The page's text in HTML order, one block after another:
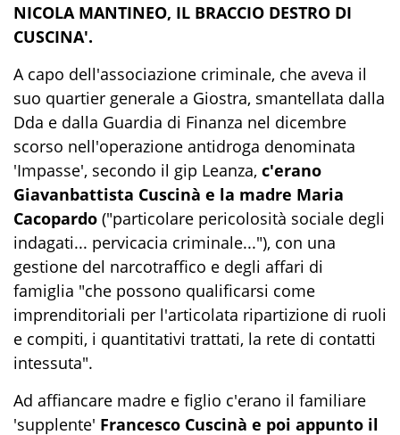
NICOLA MANTINEO, IL BRACCIO DESTRO DI
CUSCINA'.
A capo dell'associazione criminale, che aveva il
suo quartier generale a Giostra, smantellata dalla
Dda e dalla Guardia di Finanza nel dicembre
scorso nell'operazione antidroga denominata
'Impasse', secondo il gip Leanza, c'erano
Giavanbattista Cuscinà e la madre Maria
Cacopardo ("particolare pericolosità sociale degli
indagati... pervicacia criminale..."), con una
gestione del narcotraffico e degli affari di
famiglia "che possono qualificarsi come
imprenditoriali per l'articolata ripartizione di ruoli
e compiti, i quantitativi trattati, la rete di contatti
intessuta".
Ad affiancare madre e figlio c'erano il familiare
'supplente' Francesco Cuscinà e poi appunto il